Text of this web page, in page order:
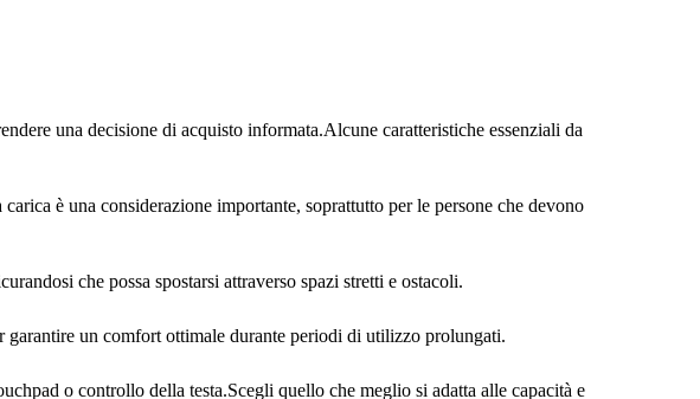
una decisione di acquisto informata.Alcune caratteristiche essenziali da
è una considerazione importante, soprattutto per le persone che devono
che possa spostarsi attraverso spazi stretti e ostacoli.
un comfort ottimale durante periodi di utilizzo prolungati.
o controllo della testa.Scegli quello che meglio si adatta alle capacità e